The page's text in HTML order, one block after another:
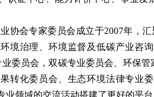
协会专家委员会成立于2007年，
境治理、环境监督及低碳产业咨
委员会，双碳专业委员会、环保
转化委员会、生态环境法律专业
业领域的交流活动搭建了更好的平台